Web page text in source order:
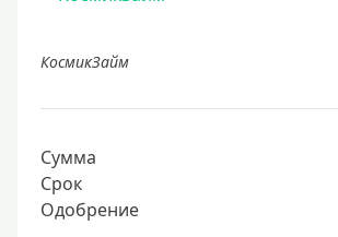
КосмикЗайм
Сумма
Срок
Одобрение